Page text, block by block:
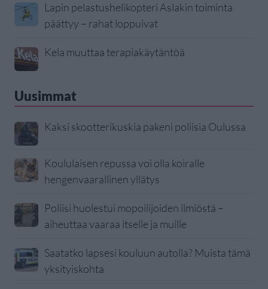
Lapin pelastushelikopteri Aslakin toiminta
päättyy – rahat loppuivat
Kela muuttaa terapiakäytäntöä
Uusimmat
Kaksi skootterikuskia pakeni poliisia Oulussa
Koululaisen repussa voi olla koiralle
hengenvaarallinen yllätys
Poliisi huolestui mopoilijoiden ilmiöstä –
aiheuttaa vaaraa itselle ja muille
Saatatko lapsesi kouluun autolla? Muista tämä
yksityiskohta